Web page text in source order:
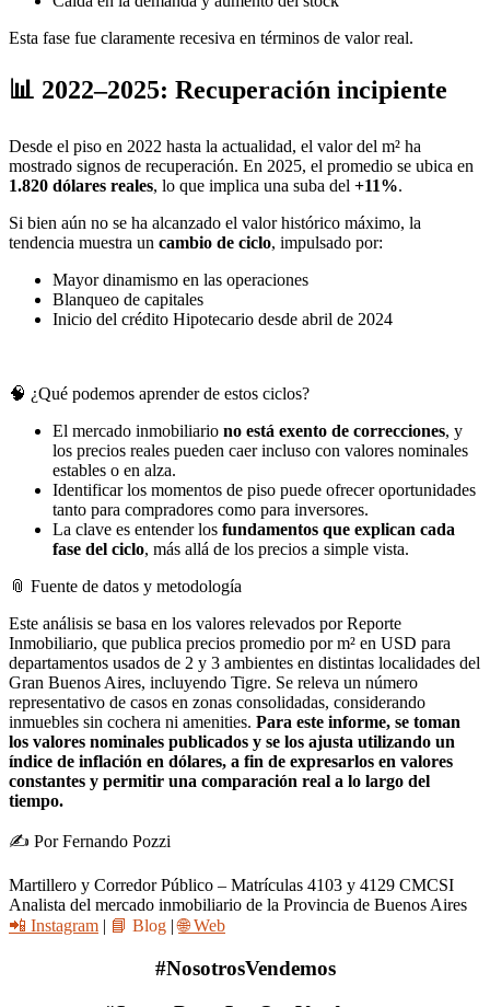
Esta fase fue claramente recesiva en términos de valor real.
📊 2022–2025: Recuperación incipiente
Desde el piso en 2022 hasta la actualidad, el valor del m² ha
mostrado signos de recuperación. En 2025, el promedio se ubica en
1.820 dólares reales, lo que implica una suba del +11%.
Si bien aún no se ha alcanzado el valor histórico máximo, la
tendencia muestra un cambio de ciclo, impulsado por:
Mayor dinamismo en las operaciones
Blanqueo de capitales
Inicio del crédito Hipotecario desde abril de 2024
🧠 ¿Qué podemos aprender de estos ciclos?
El mercado inmobiliario no está exento de correcciones, y
los precios reales pueden caer incluso con valores nominales
estables o en alza.
Identificar los momentos de piso puede ofrecer oportunidades
tanto para compradores como para inversores.
La clave es entender los fundamentos que explican cada
fase del ciclo, más allá de los precios a simple vista.
📎 Fuente de datos y metodología
Este análisis se basa en los valores relevados por Reporte
Inmobiliario, que publica precios promedio por m² en USD para
departamentos usados de 2 y 3 ambientes en distintas localidades del
Gran Buenos Aires, incluyendo Tigre. Se releva un número
representativo de casos en zonas consolidadas, considerando
inmuebles sin cochera ni amenities. Para este informe, se toman
los valores nominales publicados y se los ajusta utilizando un
índice de inflación en dólares, a fin de expresarlos en valores
constantes y permitir una comparación real a lo largo del
tiempo.
✍️ Por Fernando Pozzi
Martillero y Corredor Público – Matrículas 4103 y 4129 CMCSI
Analista del mercado inmobiliario de la Provincia de Buenos Aires
📲 Instagram | 📘 Blog |🌐 Web
#NosotrosVendemos